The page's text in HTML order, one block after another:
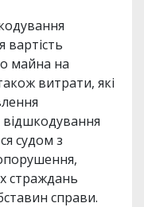
вартість
майна на
витрати, які
судом з
страждань
справи.